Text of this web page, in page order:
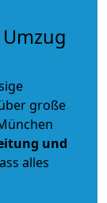
große
und
alles